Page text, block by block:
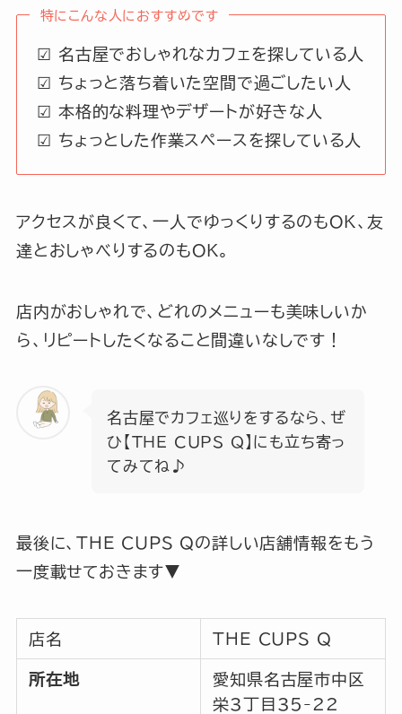
特にこんな人におすすめです
☑ 名古屋でおしゃれなカフェを探している人
☑ ちょっと落ち着いた空間で過ごしたい人
☑ 本格的な料理やデザートが好きな人
☑ ちょっとした作業スペースを探している人
アクセスが良くて、一人でゆっくりするのもOK、友
達とおしゃべりするのもOK。
店内がおしゃれで、どれのメニューも美味しいか
ら、リピートしたくなること間違いなしです！
名古屋でカフェ巡りをするなら、ぜ
ひ【THE CUPS Q】にも立ち寄っ
てみてね♪
最後に、THE CUPS Qの詳しい店舗情報をもう
一度載せておきます▼
店名 THE CUPS Q
所在地
愛知県名古屋市中区
栄3丁目35-22